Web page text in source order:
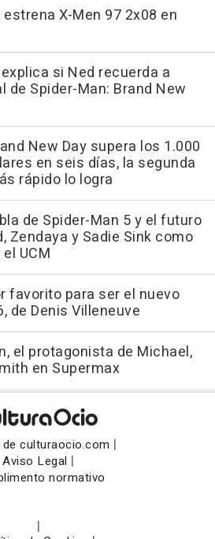
X-Men 97 2x08 en
si Ned recuerda a
de Spider-Man: Brand New
New Day supera los 1.000
en seis días, la segunda
rápido lo logra
de Spider-Man 5 y el futuro
Zendaya y Sadie Sink como
UCM
favorito para ser el nuevo
de Denis Villeneuve
el protagonista de Michael,
en Supermax
culturaocio.com |
Aviso Legal |
normativo
|